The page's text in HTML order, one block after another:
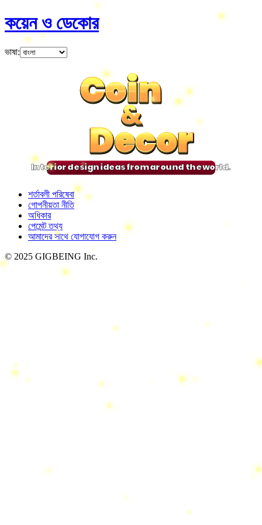
কয়েন ও ডেকোর
ভাষা:
Coin
&
Decor
Coin
&
Decor
Coin
&
Decor
Coin
&
Decor
Interior design ideas from around the world.
শর্তাবলী পরিষেবা
গোপনীয়তা নীতি
অধিকার
পেমেন্ট তথ্য
আমাদের সাথে যোগাযোগ করুন
© 2025 GIGBEING Inc.